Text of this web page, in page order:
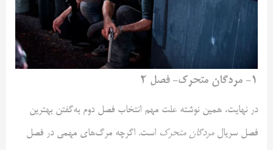
۱- مردگان متحرک- فصل ۲
در نهایت، همین نوشته علت مهم انتخاب فصل دوم به‌گفتن بهترین
فصل سریالمردگان متحرک است. اگرچه مرگ‌های مهمی در فصل